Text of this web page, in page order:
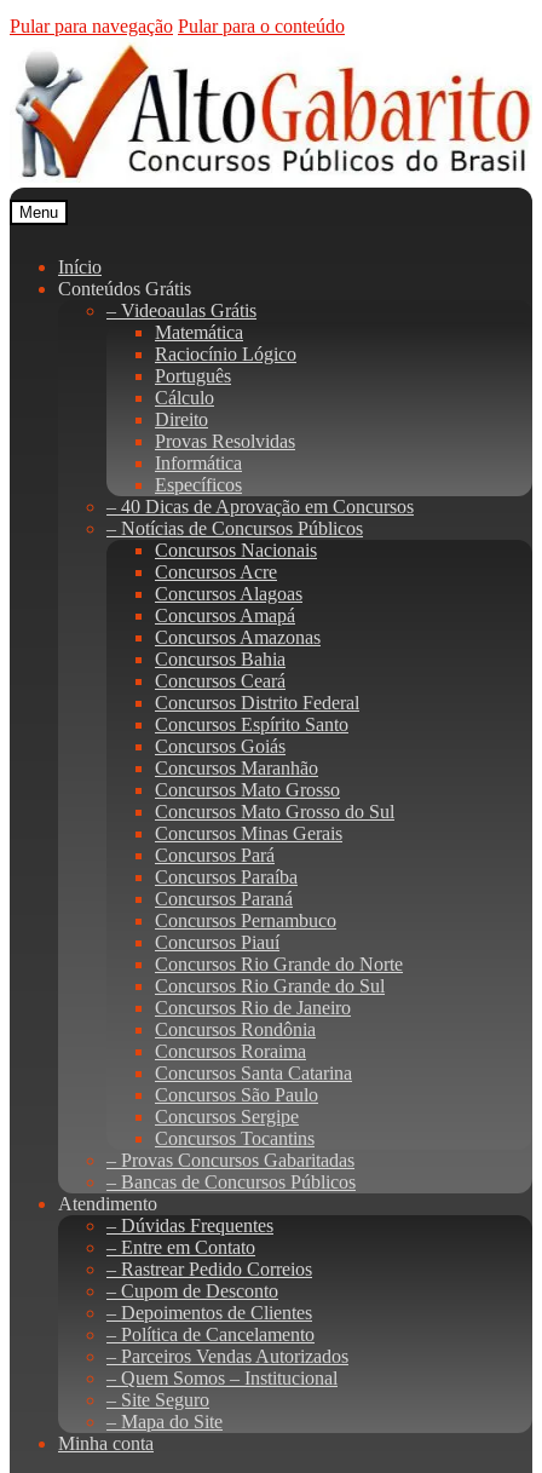
Pular para navegação Pular para o conteúdo
Menu
Início
Conteúdos Grátis
– Videoaulas Grátis
Matemática
Raciocínio Lógico
Português
Cálculo
Direito
Provas Resolvidas
Informática
Específicos
– 40 Dicas de Aprovação em Concursos
– Notícias de Concursos Públicos
Concursos Nacionais
Concursos Acre
Concursos Alagoas
Concursos Amapá
Concursos Amazonas
Concursos Bahia
Concursos Ceará
Concursos Distrito Federal
Concursos Espírito Santo
Concursos Goiás
Concursos Maranhão
Concursos Mato Grosso
Concursos Mato Grosso do Sul
Concursos Minas Gerais
Concursos Pará
Concursos Paraíba
Concursos Paraná
Concursos Pernambuco
Concursos Piauí
Concursos Rio Grande do Norte
Concursos Rio Grande do Sul
Concursos Rio de Janeiro
Concursos Rondônia
Concursos Roraima
Concursos Santa Catarina
Concursos São Paulo
Concursos Sergipe
Concursos Tocantins
– Provas Concursos Gabaritadas
– Bancas de Concursos Públicos
Atendimento
– Dúvidas Frequentes
– Entre em Contato
– Rastrear Pedido Correios
– Cupom de Desconto
– Depoimentos de Clientes
– Política de Cancelamento
– Parceiros Vendas Autorizados
– Quem Somos – Institucional
– Site Seguro
– Mapa do Site
Minha conta